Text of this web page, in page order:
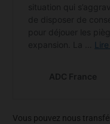
Vous pouvez nous